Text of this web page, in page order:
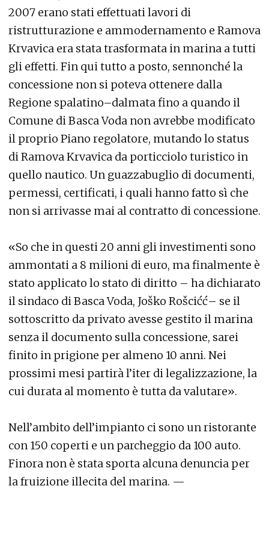
2007 erano stati effettuati lavori di
ristrutturazione e ammodernamento e Ramova
Krvavica era stata trasformata in marina a tutti
gli effetti. Fin qui tutto a posto, sennonché la
concessione non si poteva ottenere dalla
Regione spalatino–dalmata fino a quando il
Comune di Basca Voda non avrebbe modificato
il proprio Piano regolatore, mutando lo status
di Ramova Krvavica da porticciolo turistico in
quello nautico. Un guazzabuglio di documenti,
permessi, certificati, i quali hanno fatto sì che
non si arrivasse mai al contratto di concessione.
«So che in questi 20 anni gli investimenti sono
ammontati a 8 milioni di euro, ma finalmente è
stato applicato lo stato di diritto – ha dichiarato
il sindaco di Basca Voda, Joško Rošcićć– se il
sottoscritto da privato avesse gestito il marina
senza il documento sulla concessione, sarei
finito in prigione per almeno 10 anni. Nei
prossimi mesi partirà l’iter di legalizzazione, la
cui durata al momento è tutta da valutare».
Nell’ambito dell’impianto ci sono un ristorante
con 150 coperti e un parcheggio da 100 auto.
Finora non è stata sporta alcuna denuncia per
la fruizione illecita del marina. —